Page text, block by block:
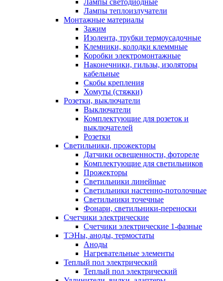
Лампы светодиодные
Лампы теплоизлучатели
Монтажные материалы
Зажим
Изолента, трубки термоусадочные
Клемники, колодки клеммные
Коробки электромонтажные
Наконечники, гильзы, изоляторы
кабельные
Скобы крепления
Хомуты (стяжки)
Розетки, выключатели
Выключатели
Комплектующие для розеток и
выключателей
Розетки
Светильники, прожекторы
Датчики освещенности, фотореле
Комплектующие для светильников
Прожекторы
Светильники линейные
Светильники настенно-потолочные
Светильники точечные
Фонари, светильники-переноски
Счетчики электрические
Счетчики электрические 1-фазные
ТЭНы, аноды, термостаты
Аноды
Нагревательные элементы
Теплый пол электрический
Теплый пол электрический